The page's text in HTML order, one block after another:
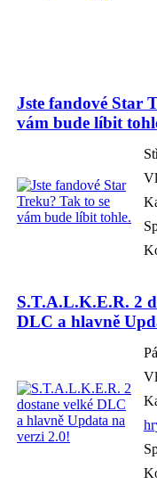
Jste fandové Star
vám bude líbit
S.T.A.L.K.E.R. 2
DLC a hlavně